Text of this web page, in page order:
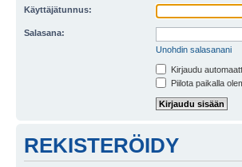
Käyttäjätunnus:
Salasana:
Unohdin salasanani
Kirjaudu
Piilota paikalla
REKISTERÖIDY